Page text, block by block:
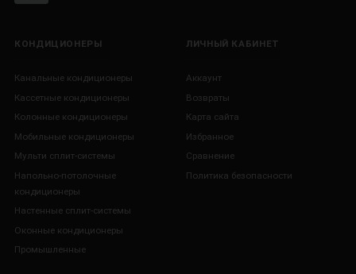
КОНДИЦИОНЕРЫ
Канальные кондиционеры
Кассетные кондиционеры
Колонные кондиционеры
Мобильные кондиционеры
Мульти сплит-системы
Напольно-потолочные
кондиционеры
Настенные сплит-системы
Оконные кондиционеры
Промышленные
ЛИЧНЫЙ КАБИНЕТ
Аккаунт
Возвраты
Карта сайта
Избранное
Сравнение
Политика безопасности